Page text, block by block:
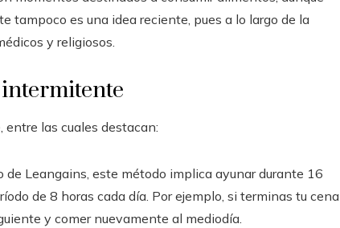
tampoco es una idea reciente, pues a lo largo de la
y religiosos.
las cuales destacan:
de Leangains, este método implica ayunar durante 16
de 8 horas cada día. Por ejemplo, si terminas tu cena
y comer nuevamente al mediodía.